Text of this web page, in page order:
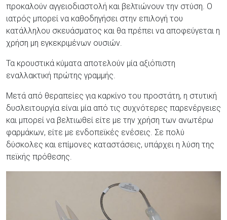
προκαλούν αγγειοδιαστολή και βελτιώνουν την στύση. Ο
ιατρός μπορεί να καθοδηγήσει στην επιλογή του
κατάλληλου σκευάσματος και θα πρέπει να αποφεύγεται η
χρήση μη εγκεκριμένων ουσιών.
Τα κρουστικά κύματα αποτελούν μία αξιόπιστη
εναλλακτική πρώτης γραμμής.
Μετά από θεραπείες για καρκίνο του προστάτη, η στυτική
δυσλειτουργία είναι μία από τις συχνότερες παρενέργειες
και μπορεί να βελτιωθεί είτε με την χρήση των ανωτέρω
φαρμάκων, είτε με ενδοπεϊκές ενέσεις. Σε πολύ
δύσκολες και επίμονες καταστάσεις, υπάρχει η λύση της
πεϊκής πρόθεσης.